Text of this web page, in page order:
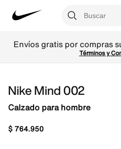
Envíos gratis por compras
Términos y
Nike Mind 002
Calzado para hombre
$764.950